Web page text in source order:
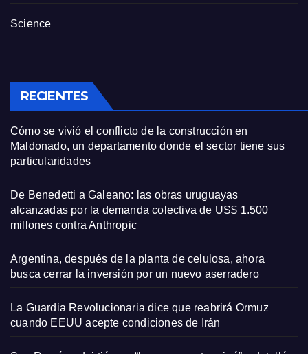
Science
RECIENTES
Cómo se vivió el conflicto de la construcción en
Maldonado, un departamento donde el sector tiene sus
particularidades
De Benedetti a Galeano: las obras uruguayas
alcanzadas por la demanda colectiva de US$ 1.500
millones contra Anthropic
Argentina, después de la planta de celulosa, ahora
busca cerrar la inversión por un nuevo aserradero
La Guardia Revolucionaria dice que reabrirá Ormuz
cuando EEUU acepte condiciones de Irán